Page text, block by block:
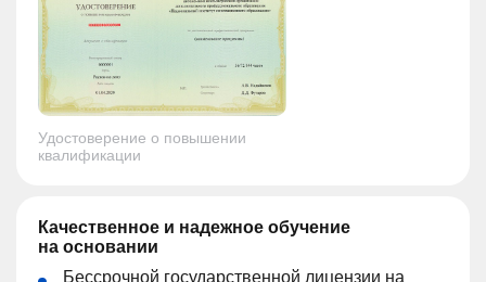
Удостоверение о повышении
квалификации
Качественное и надежное обучение
на основании
Бессрочной государственной лицензии на